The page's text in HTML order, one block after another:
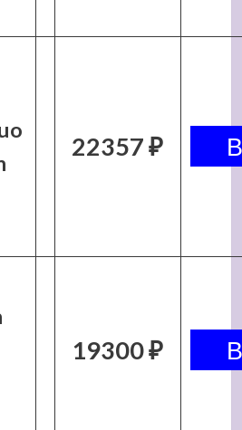
22357 ₽
19300 ₽